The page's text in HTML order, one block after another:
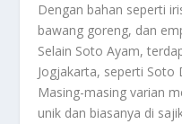
Dengan bahan seperti
bawang goreng, dan
Selain Soto Ayam,
Jogjakarta, seperti Soto
Masing-masing varian
unik dan biasanya di